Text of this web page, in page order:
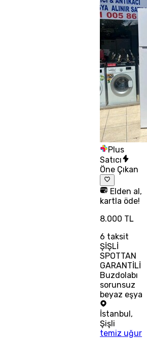
Plus
Satıcı
Öne Çıkan
Elden al,
kartla öde!
8.000 TL
6 taksit
ŞİŞLİ
SPOTTAN
GARANTİLİ
Buzdolabı
sorunsuz
beyaz eşya
İstanbul,
Şişli
temiz uğur